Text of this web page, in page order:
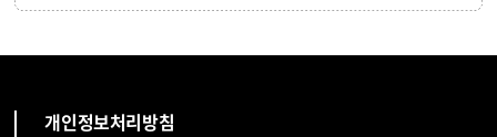
개인정보처리방침